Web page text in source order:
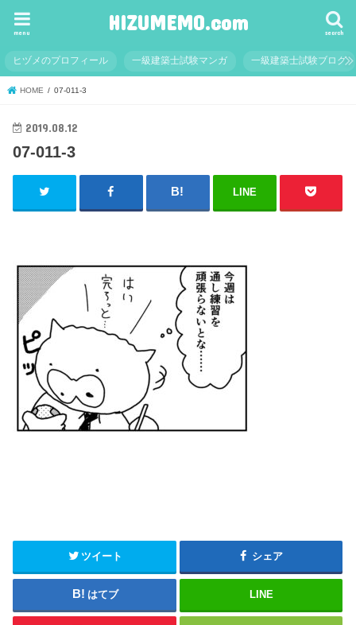
HIZUMEMO.com search
menu
ヒヅメのプロフィール 一級建築士試験マンガ 一級建築士試験ブログ
HOME 07-011-3
2019.08.12
07-011-3
LINE
ツイート シェア
はてブ LINE